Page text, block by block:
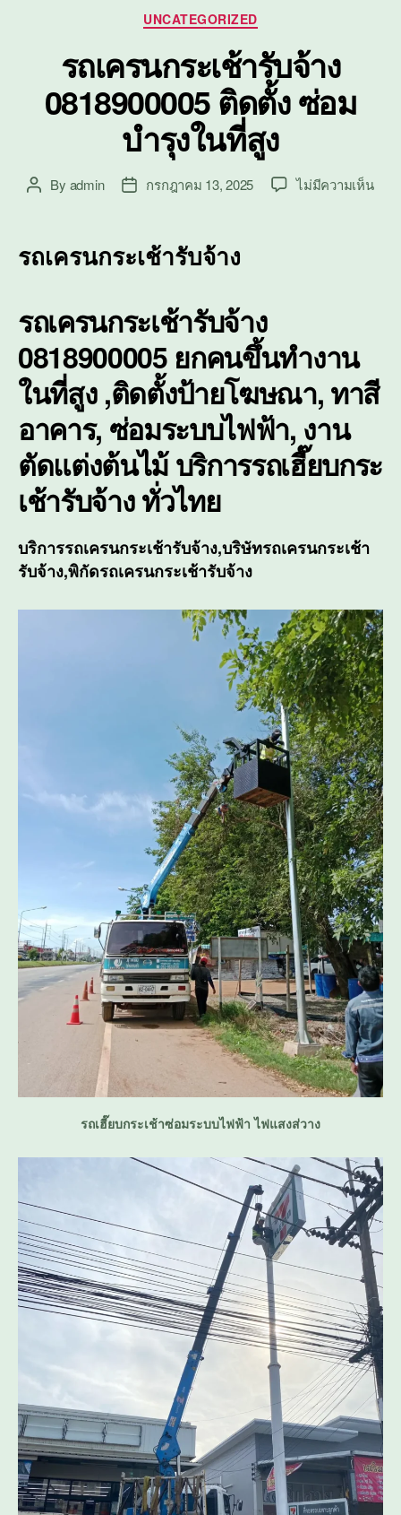
Categories
UNCATEGORIZED
รถเครนกระเช้ารับจ้าง
0818900005 ติดตั้ง ซ่อม
บำรุงในที่สูง
PostBy admin
Postกรกฎาคม 13, 2025 ไม่มีความเห็นบน
ใน
ที่
รถเครนกระเช้ารับจ้าง
รถเครนกระเช้ารับจ้าง
0818900005 ยกคนขึ้นทำงาน
ในที่สูง ,ติดตั้งป้ายโฆษณา, ทาสี
อาคาร, ซ่อมระบบไฟฟ้า, งาน
ตัดแต่งต้นไม้ บริการรถเฮี๊ยบกระ
เช้ารับจ้างทั่วไทย
บริการรถเครนกระเช้ารับจ้าง,บริษัทรถเครนกระเช้า
รับจ้าง,พิกัดรถเครนกระเช้ารับจ้าง
รถเฮี๊ยบกระเช้าซ่อมระบบไฟฟ้า ไฟแสงส่วาง